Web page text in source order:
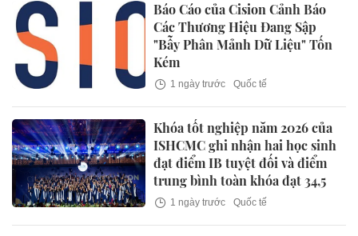
Báo Cáo của Cision Cảnh Báo
Các Thương Hiệu Đang Sập
"Bẫy Phân Mảnh Dữ Liệu" Tốn
Kém
1 ngày trước Quốc tế
Khóa tốt nghiệp năm 2026 của
ISHCMC ghi nhận hai học sinh
đạt điểm IB tuyệt đối và điểm
trung bình toàn khóa đạt 34,5
1 ngày trước Quốc tế